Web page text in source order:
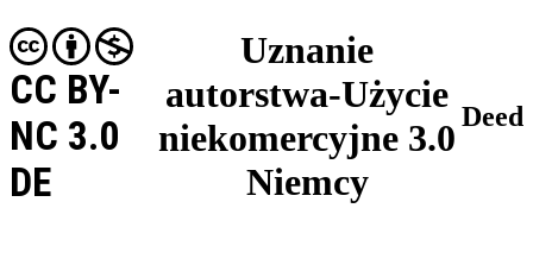
Uznanie
autorstwa-Użycie
niekomercyjne 3.0
Niemcy
CC BY-
NC 3.0
DE
Deed